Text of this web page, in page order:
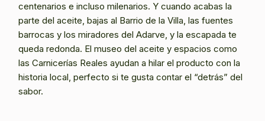
centenarios e incluso milenarios. Y cuando acabas la
parte del aceite, bajas al Barrio de la Villa, las fuentes
barrocas y los miradores del Adarve, y la escapada te
queda redonda. El museo del aceite y espacios como
las Carnicerías Reales ayudan a hilar el producto con la
historia local, perfecto si te gusta contar el “detrás” del
sabor.